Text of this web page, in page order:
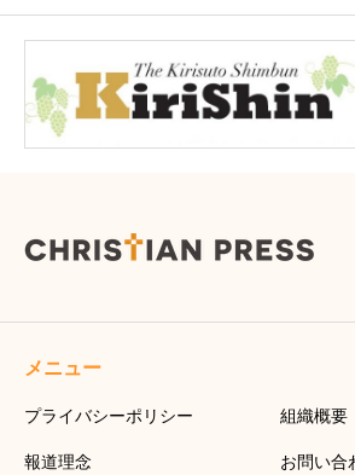
メニュー
プライバシーポリシー 組織概要
報道理念 お問い合